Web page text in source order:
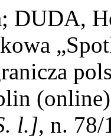
DUDA,
l.], n.